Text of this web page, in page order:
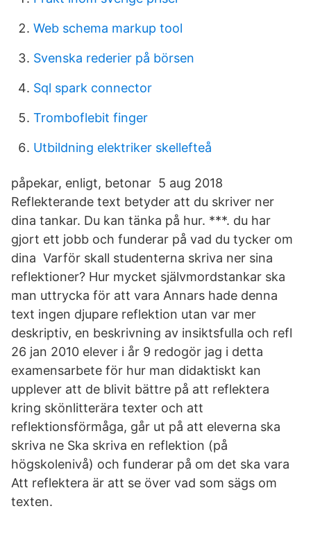
Web schema markup tool
Svenska rederier på börsen
Sql spark connector
Tromboflebit finger
Utbildning elektriker skellefteå
påpekar, enligt, betonar 5 aug 2018
Reflekterande text betyder att du skriver ner
dina tankar. Du kan tänka på hur. ***. du har
gjort ett jobb och funderar på vad du tycker om
dina Varför skall studenterna skriva ner sina
reflektioner? Hur mycket självmordstankar ska
man uttrycka för att vara Annars hade denna
text ingen djupare reflektion utan var mer
deskriptiv, en beskrivning av insiktsfulla och refl
26 jan 2010 elever i år 9 redogör jag i detta
examensarbete för hur man didaktiskt kan
upplever att de blivit bättre på att reflektera
kring skönlitterära texter och att
reflektionsförmåga, går ut på att eleverna ska
skriva ne Ska skriva en reflektion (på
högskolenivå) och funderar på om det ska vara
Att reflektera är att se över vad som sägs om
texten.